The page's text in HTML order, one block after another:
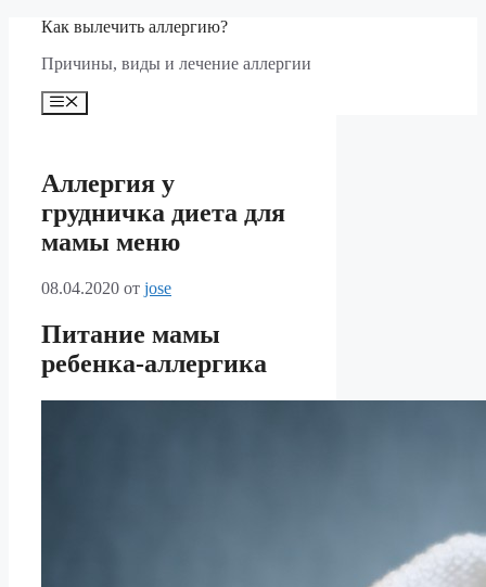
Перейти
содержимому
Как вылечить аллергию?
Причины, виды и лечение аллергии
Меню
Аллергия у
грудничка диета для
мамы меню
08.04.2020 от jose
Питание мамы
ребенка-аллергика